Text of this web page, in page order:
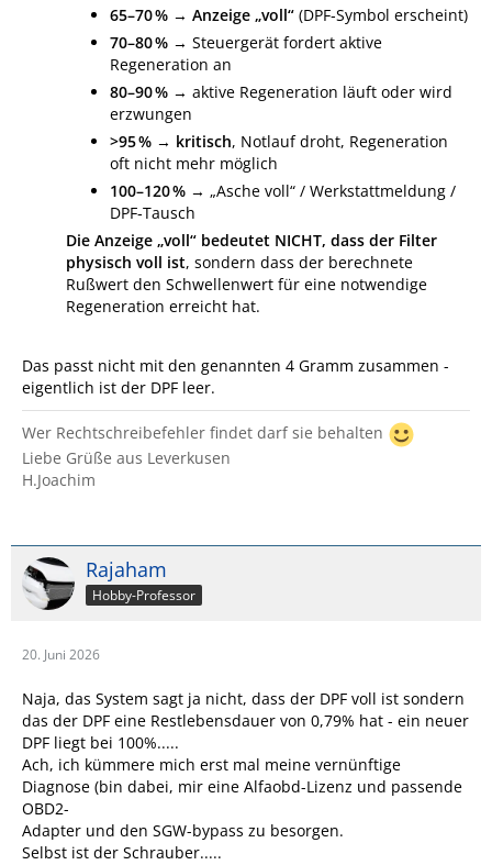
65–70 % → Anzeige „voll“ (DPF‑Symbol erscheint)
70–80 % → Steuergerät fordert aktive
Regeneration an
80–90 % → aktive Regeneration läuft oder wird
erzwungen
>95 % → kritisch, Notlauf droht, Regeneration
oft nicht mehr möglich
100–120 % → „Asche voll“ / Werkstattmeldung /
DPF‑Tausch
Die Anzeige „voll“ bedeutet NICHT, dass der Filter
physisch voll ist, sondern dass der berechnete
Rußwert den Schwellenwert für eine notwendige
Regeneration erreicht hat.
Das passt nicht mit den genannten 4 Gramm zusammen -
eigentlich ist der DPF leer.
Wer Rechtschreibefehler findet darf sie behalten
Liebe Grüße aus Leverkusen
H.Joachim
Rajaham
Hobby-Professor
20. Juni 2026
Naja, das System sagt ja nicht, dass der DPF voll ist sondern
das der DPF eine Restlebensdauer von 0,79% hat - ein neuer
DPF liegt bei 100%.....
Ach, ich kümmere mich erst mal meine vernünftige
Diagnose (bin dabei, mir eine Alfaobd-Lizenz und passende
OBD2-
Adapter und den SGW-bypass zu besorgen.
Selbst ist der Schrauber.....